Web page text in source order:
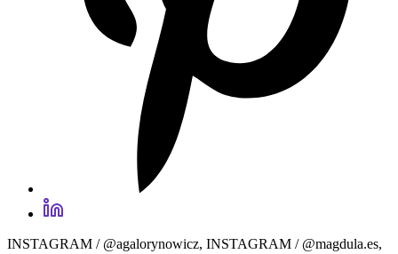
INSTAGRAM / @agalorynowicz, INSTAGRAM / @magdula.es,